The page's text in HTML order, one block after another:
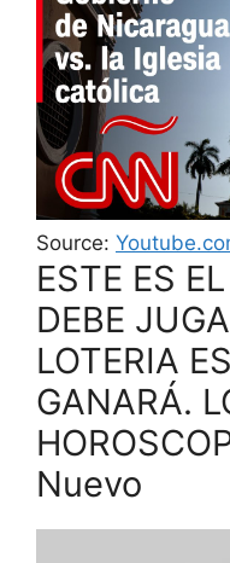
Source:
ESTE ES
DEBE
LOTERIA
GANARÁ.
Nuevo